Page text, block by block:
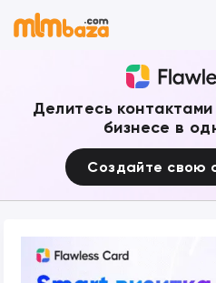
Делитесь
бизнесе в
Создайте свою